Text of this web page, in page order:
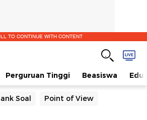
TO CONTINUE WITH CONTENT
Perguruan Tinggi Beasiswa
Soal Point of View